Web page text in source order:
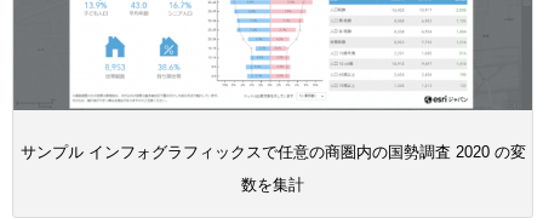
サンプル インフォグラフィックスで任意の商圏内の国勢調査 2020 の変
数を集計